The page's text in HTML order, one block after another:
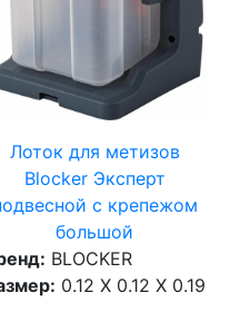
Лоток для метизов
Blocker Эксперт
с крепежом
большой
BLOCKER
0.12 X 0.12 X 0.19